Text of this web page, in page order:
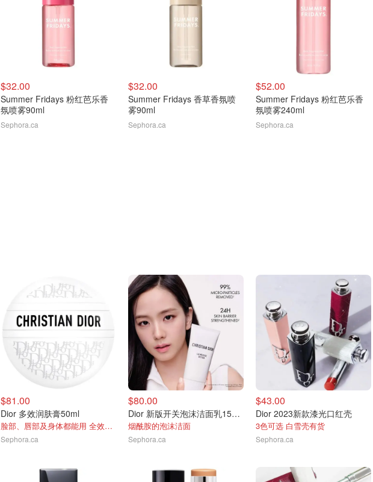
$32.00
Summer Fridays 粉红芭乐香
氛喷雾90ml
Sephora.ca
$32.00
Summer Fridays 香草香氛喷
雾90ml
Sephora.ca
$52.00
Summer Fridays 粉红芭乐香
氛喷雾240ml
Sephora.ca
$81.00
Dior 多效润肤膏50ml
脸部、唇部及身体都能用 全效滋润修护
Sephora.ca
$80.00
Dior 新版开关泡沫洁面乳150ml
烟酰胺的泡沫洁面
Sephora.ca
$43.00
Dior 2023新款漆光口红壳
3色可选 白雪壳有货
Sephora.ca